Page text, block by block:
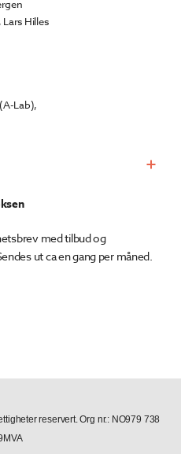
Hilles
Lab),
med tilbud og
ut ca en gang per måned.
reservert. Org nr.: NO979 738